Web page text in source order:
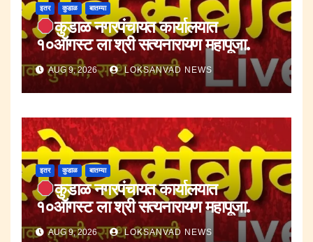
इतर कुडाळ बातम्या
कुडाळ नगरपंचायत कार्यालयात
१०ऑगस्ट ला श्री सत्यनारायण महापूजा.
AUG 9, 2026 LOKSANVAD NEWS
इतर कुडाळ बातम्या
कुडाळ नगरपंचायत कार्यालयात
१०ऑगस्ट ला श्री सत्यनारायण महापूजा.
AUG 9, 2026 LOKSANVAD NEWS